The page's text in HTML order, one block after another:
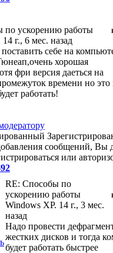
по ускорению работы
14 г., 6 мес. назад
себе на
хорошая
фри версия даеться на
времени но это
работать!
сообщений, Вы
или
RE: Cпособы по
ускорению работы
Windows XP. 14 г., 3 мес.
назад
Надо провести
жестких дисков и тогда
будет работать быстрее